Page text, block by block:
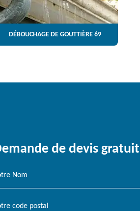
DÉBOUCHAGE DE GOUTTIÈRE 69
de devis gratuit